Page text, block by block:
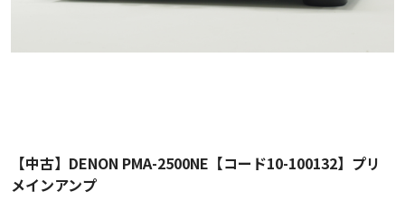
【中古】DENON PMA-2500NE【コード10-100132】プリ
メインアンプ